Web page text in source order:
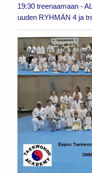
19:30 treenaamaan -
uuden RYHMÄN 4 ja